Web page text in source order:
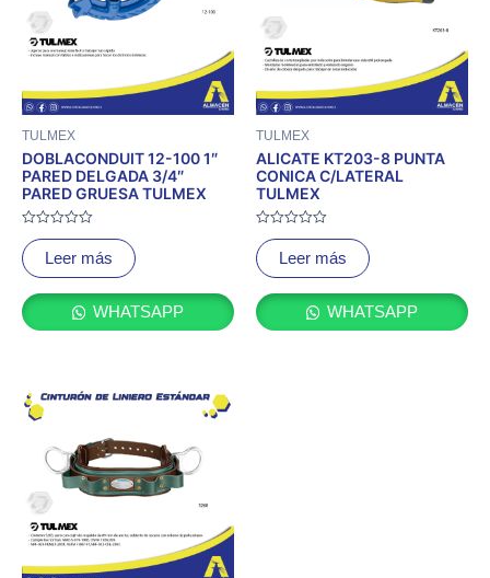
TULMEX
DOBLACONDUIT 12-100 1″
PARED DELGADA 3/4″
PARED GRUESA TULMEX
Valorado
con
0
de
Leer más
WHATSAPP
TULMEX
ALICATE KT203-8 PUNTA
CONICA C/LATERAL
TULMEX
Valorado
con
0
de
Leer más
WHATSAPP